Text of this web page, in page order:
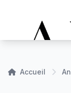
Accueil